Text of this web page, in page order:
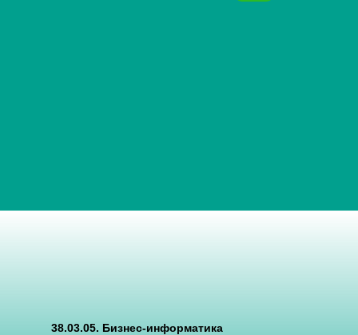
38.03.05. Бизнес-информатика